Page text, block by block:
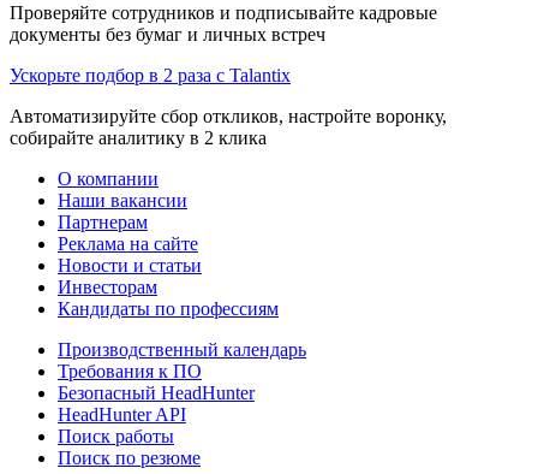
Проверяйте сотрудников и подписывайте кадровые
документы без бумаг и личных встреч
Ускорьте подбор в 2 раза с Talantix
Автоматизируйте сбор откликов, настройте воронку,
собирайте аналитику в 2 клика
О компании
Наши вакансии
Партнерам
Реклама на сайте
Новости и статьи
Инвесторам
Кандидаты по профессиям
Производственный календарь
Требования к ПО
Безопасный HeadHunter
HeadHunter API
Поиск работы
Поиск по резюме